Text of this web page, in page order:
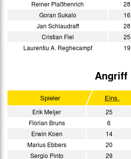
Reiner Plaßhenrich
28
Goran Sukalo
16
Jan Schlaudraff
28
Cristian Fiel
25
Laurentiu A. Reghecampf
19
Angriff
Spieler Eins.
Erik Meijer 25
Florian Bruns
6
Erwin Koen
14
Marius Ebbers
20
Sergio Pinto
29